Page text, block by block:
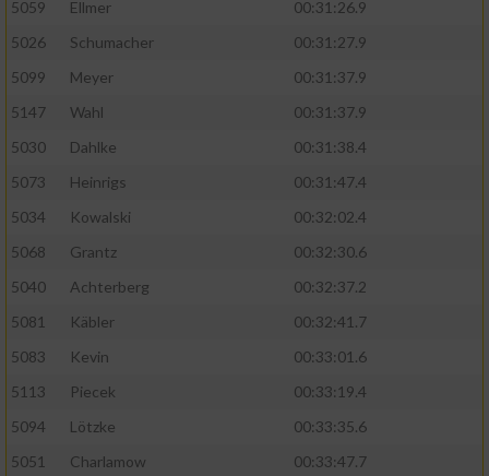
5059
Ellmer
00:31:26.9
5026
Schumacher
00:31:27.9
5099
Meyer
00:31:37.9
5147
Wahl
00:31:37.9
5030
Dahlke
00:31:38.4
5073
Heinrigs
00:31:47.4
5034
Kowalski
00:32:02.4
5068
Grantz
00:32:30.6
5040
Achterberg
00:32:37.2
5081
Käbler
00:32:41.7
5083
Kevin
00:33:01.6
5113
Piecek
00:33:19.4
5094
Lötzke
00:33:35.6
5051
Charlamow
00:33:47.7